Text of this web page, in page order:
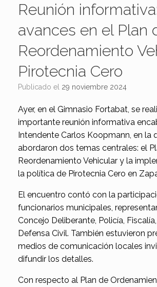
Reunión
avances en el Plan
Reordenamiento
Pirotecnia Cero
Publicado el 29 noviembre 2024
Ayer, en el Gimnasio Fortabat, se
importante reunión informativa
Intendente Carlos Koopmann, en la
abordaron dos temas centrales: el
Reordenamiento Vehicular y la
la política de Pirotecnia Cero en
El encuentro contó con la
funcionarios municipales,
Concejo Deliberante, Policía,
Defensa Civil. También estuvieron
medios de comunicación locales
difundir los detalles.
Con respecto al Plan de